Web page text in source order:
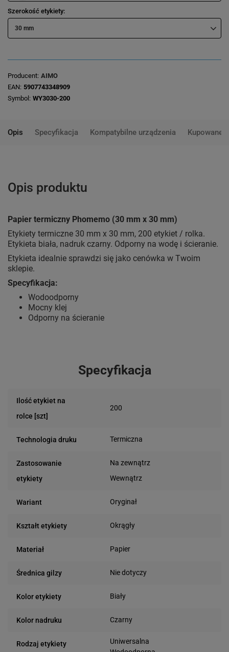
Szerokość etykiety
30 mm
Producent AIMO
EAN 5907743348909
Symbol WY3030-200
Opis Specyfikacja Kompatybilne urządzenia Kupowane
Opis produktu
Papier termiczny Phomemo (30 mm x 30 mm)
Etykiety termiczne 30 mm x 30 mm, 200 etykiet / rolka.
Etykieta biała, nadruk czarny. Odporny na wodę i ścieranie.
Etykieta idealnie sprawdzi się jako cenówka w Twoim
sklepie.
Specyfikacja:
Wodoodporny
Mocny klej
Odporny na ścieranie
Specyfikacja
Ilość etykiet na
rolce [szt]
200
Technologia druku Termiczna
Zastosowanie
etykiety
Na zewnątrz
Wewnątrz
Wariant Oryginał
Kształt etykiety Okrągły
Materiał Papier
Średnica gilzy Nie dotyczy
Kolor etykiety Biały
Kolor nadruku Czarny
Rodzaj etykiety
Uniwersalna